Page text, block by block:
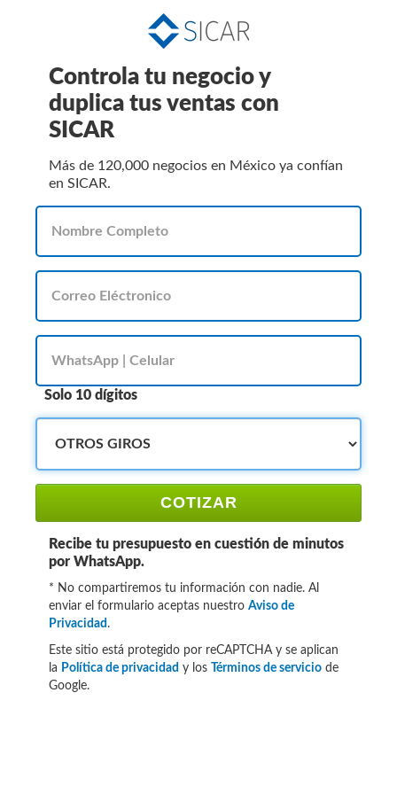
Controla tu negocio y
duplica tus ventas con
SICAR
Más de 120,000 negocios en México ya confían
en SICAR.
Solo 10 dígitos
COTIZAR
Recibe tu presupuesto en cuestión de minutos
por WhatsApp.
* No compartiremos tu información con nadie. Al
enviar el formulario aceptas nuestro Aviso de
Privacidad .
Este sitio está protegido por reCAPTCHA y se aplican
la Política de privacidad y los Términos de servicio de
Google.